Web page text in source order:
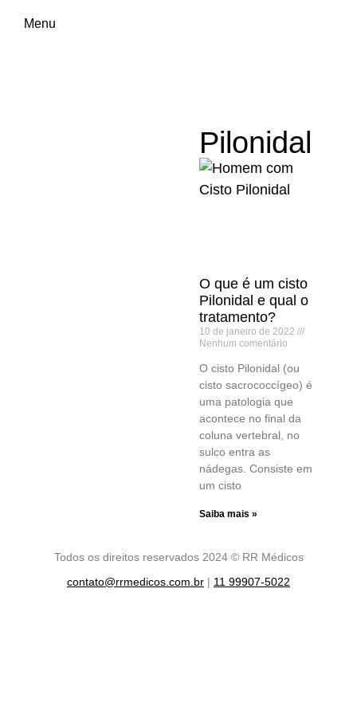
Menu
Pilonidal
O que é um cisto
Pilonidal e qual o
tratamento?
10 de janeiro de 2022
Nenhum comentário
O cisto Pilonidal (ou
cisto sacrococcígeo) é
uma patologia que
acontece no final da
coluna vertebral, no
sulco entra as
nádegas. Consiste em
um cisto
Saiba mais »
Todos os direitos reservados 2024 © RR Médicos
contato@rrmedicos.com.br | 11 99907-5022